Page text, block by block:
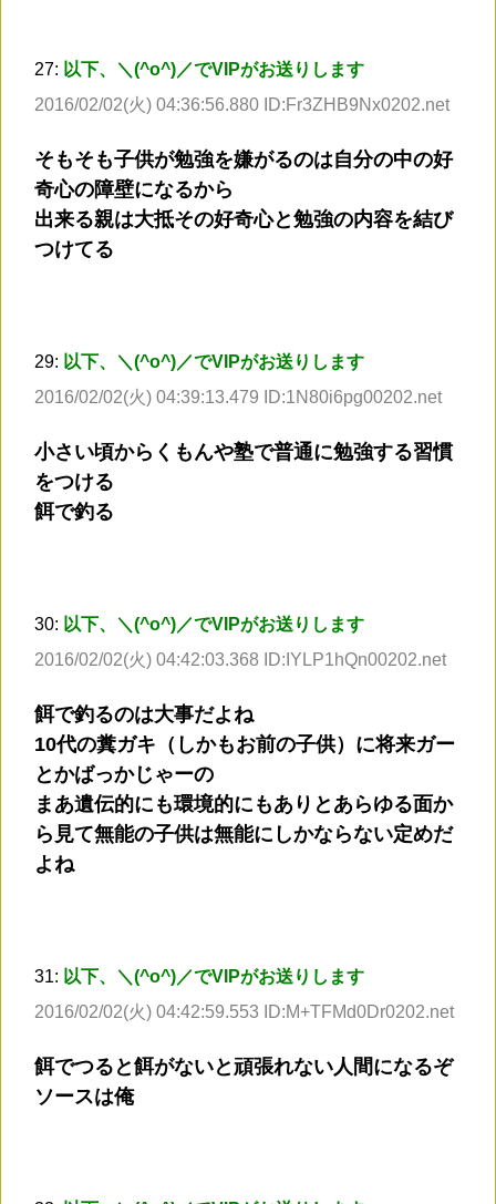
27: 以下、＼(^o^)／でVIPがお送りします
2016/02/02(火) 04:36:56.880 ID:Fr3ZHB9Nx0202.net
そもそも子供が勉強を嫌がるのは自分の中の好
奇心の障壁になるから
出来る親は大抵その好奇心と勉強の内容を結び
つけてる
29: 以下、＼(^o^)／でVIPがお送りします
2016/02/02(火) 04:39:13.479 ID:1N80i6pg00202.net
小さい頃からくもんや塾で普通に勉強する習慣
をつける
餌で釣る
30: 以下、＼(^o^)／でVIPがお送りします
2016/02/02(火) 04:42:03.368 ID:IYLP1hQn00202.net
餌で釣るのは大事だよね
10代の糞ガキ（しかもお前の子供）に将来ガー
とかばっかじゃーの
まあ遺伝的にも環境的にもありとあらゆる面か
ら見て無能の子供は無能にしかならない定めだ
よね
31: 以下、＼(^o^)／でVIPがお送りします
2016/02/02(火) 04:42:59.553 ID:M+TFMd0Dr0202.net
餌でつると餌がないと頑張れない人間になるぞ
ソースは俺